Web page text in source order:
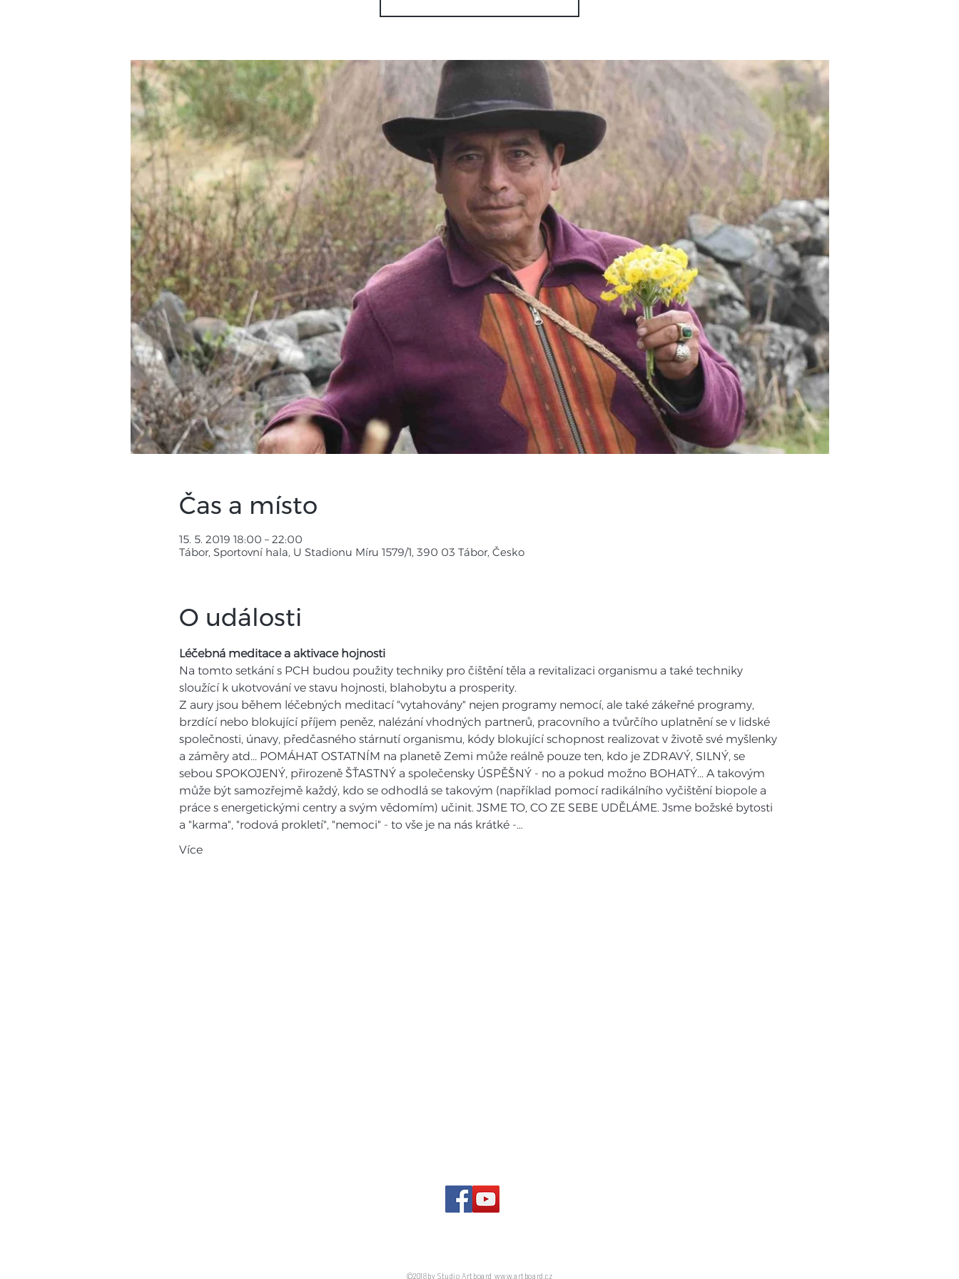
Čas a místo
15. 5. 2019 18:00 – 22:00
Tábor, Sportovní hala, U Stadionu Míru 1579/1, 390 03 Tábor, Česko
O události
Léčebná meditace a aktivace hojnosti
Na tomto setkání s PCH budou použity techniky pro čištění těla a revitalizaci organismu a také techniky
sloužící k ukotvování ve stavu hojnosti, blahobytu a prosperity.
Z aury jsou během léčebných meditací "vytahovány" nejen programy nemocí, ale také zákeřné programy,
brzdící nebo blokující příjem peněz, nalézání vhodných partnerů, pracovního a tvůrčího uplatnění se v lidské
společnosti, únavy, předčasného stárnutí organismu, kódy blokující schopnost realizovat v životě své myšlenky
a záměry atd... POMÁHAT OSTATNÍM na planetě Zemi může reálně pouze ten, kdo je ZDRAVÝ, SILNÝ, se
sebou SPOKOJENÝ, přirozeně ŠŤASTNÝ a společensky ÚSPĚŠNÝ - no a pokud možno BOHATÝ... A takovým
může být samozřejmě každý, kdo se odhodlá se takovým (například pomocí radikálního vyčištění biopole a
práce s energetickými centry a svým vědomím) učinit. JSME TO, CO ZE SEBE UDĚLÁME. Jsme božské bytosti
a "karma", "rodová prokletí", "nemoci" - to vše je na nás krátké -…
Více
©2018 by Studio Artboard www.artboard.cz